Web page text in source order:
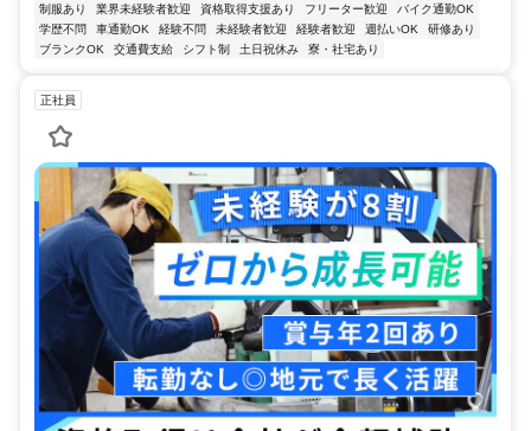
制服あり 業界未経験者歓迎 資格取得支援あり フリーター歓迎
バイク通勤OK
学歴不問
車通勤OK 経験不問 未経験者歓迎 経験者歓迎 週払いOK
研修あり
ブランクOK
交通費支給 シフト制 土日祝休み 寮・社宅あり
正社員